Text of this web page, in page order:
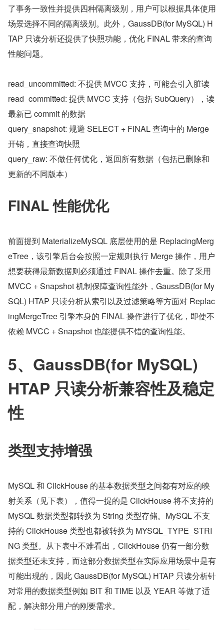
了事务一致性并提供四种隔离级别，用户可以根据具体使用
场景选择不同的隔离级别。此外，GaussDB(for MySQL) H
TAP 只读分析还提供了快照功能，优化 FINAL 带来的查询
性能问题。
read_uncommitted: 不提供 MVCC 支持，可能会引入脏读
read_committed: 提供 MVCC 支持（包括 SubQuery），读
最新已 commit 的数据
query_snapshot: 规避 SELECT + FINAL 查询中的 Merge
开销，直接查询快照
query_raw: 不做任何优化，返回所有数据（包括已删除和
更新的不同版本）
FINAL 性能优化
前面提到 MaterializeMySQL 底层使用的是 ReplacingMerg
eTree，该引擎后台会按照一定规则执行 Merge 操作，用户
想要获得最新数据则必须通过 FINAL 操作去重。除了采用
MVCC + Snapshot 机制保障查询性能外，GaussDB(for My
SQL) HTAP 只读分析从索引以及过滤策略等方面对 Replac
ingMergeTree 引擎本身的 FINAL 操作进行了优化，即使不
依赖 MVCC + Snapshot 也能提供不错的查询性能。
5、GaussDB(for MySQL)
HTAP 只读分析兼容性及稳定
性
类型支持增强
MySQL 和 ClickHouse 的基本数据类型之间都有对应的映
射关系（见下表），值得一提的是 ClickHouse 将不支持的
MySQL 数据类型都转换为 String 类型存储。MySQL 不支
持的 ClickHouse 类型也都被转换为 MYSQL_TYPE_STRI
NG 类型。从下表中不难看出，ClickHouse 仍有一部分数
据类型还未支持，而这部分数据类型在实际应用场景中是有
可能出现的，因此 GaussDB(for MySQL) HTAP 只读分析针
对常用的数据类型例如 BIT 和 TIME 以及 YEAR 等做了适
配，解决部分用户的刚要需求。